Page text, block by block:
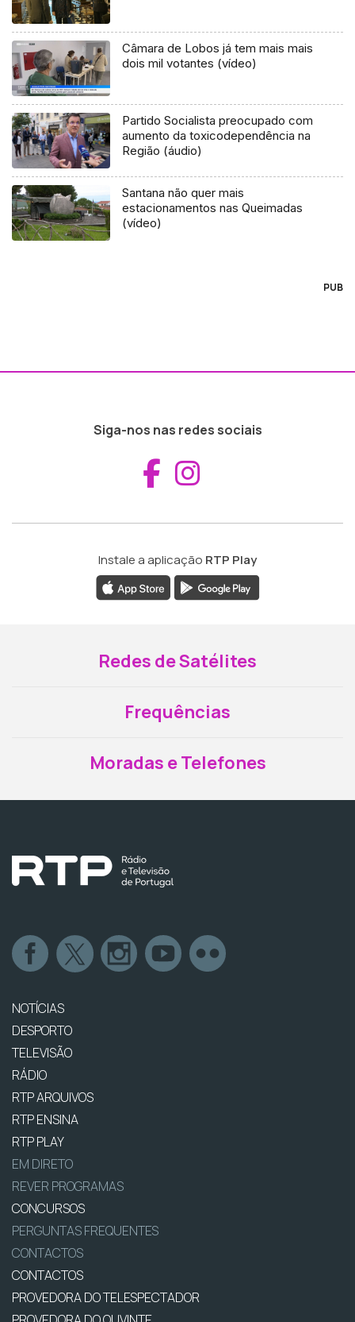
Câmara de Lobos já tem mais mais
dois mil votantes (vídeo)
Partido Socialista preocupado com
aumento da toxicodependência na
Região (áudio)
Santana não quer mais
estacionamentos nas Queimadas
(vídeo)
PUB
Siga-nos nas redes sociais
Aceder ao
Instale a aplicação RTP Play
Redes de Satélites
Frequências
Moradas e Telefones
NOTÍCIAS
DESPORTO
TELEVISÃO
RÁDIO
RTP ARQUIVOS
RTP ENSINA
RTP PLAY
EM DIRETO
REVER PROGRAMAS
CONCURSOS
PERGUNTAS FREQUENTES
CONTACTOS
CONTACTOS
PROVEDORA DO TELESPECTADOR